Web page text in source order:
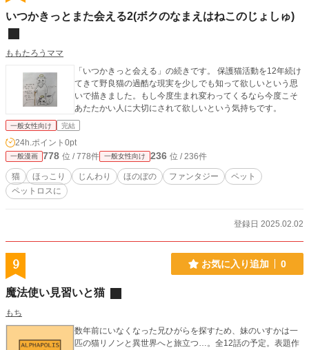
いつかきっとまた会える2(ボクのなまえはねこのじょしゅ)
ももたろうママ
「いつかきっと会える」の続きです。 保護猫活動を12年続け
てきて野良猫の過酷な現実を少しでも知って欲しいという思
いで描きました。もし今度生まれ変わってくるなら今度こそ
あたたかい人に大切にされて欲しいという気持ちです。
一般女性向け 完結
24h.ポイント 0pt
一般漫画 778 位 / 778件 一般女性向け 236 位 / 236件
猫 ほっこり じんわり ほのぼの ファンタジー
ペット
ペットロスに
登録日 2025.02.02
9 お気に入り追加 0
魔法使い見習いと猫
もち
数年前にいなくなった兄ひがらを探すため、妹のいすかは一
匹の猫リノンと異世界へと旅立つ…。全12話の予定。表題作